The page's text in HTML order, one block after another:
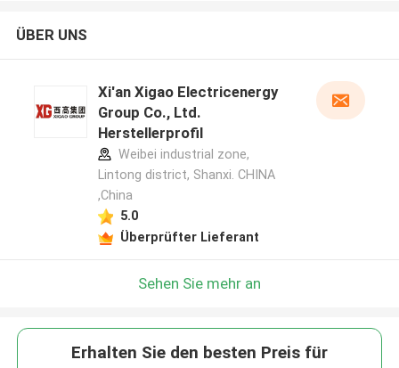
ÜBER UNS
Xi'an Xigao Electricenergy
Group Co., Ltd.
Herstellerprofil
Weibei industrial zone,
Lintong district, Shanxi. CHINA
,China
5.0
Überprüfter Lieferant
Sehen Sie mehr an
Erhalten Sie den besten Preis für